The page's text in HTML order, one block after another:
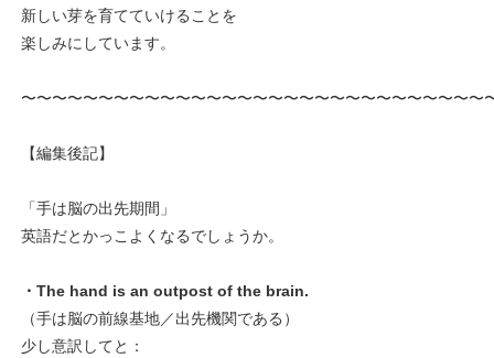
新しい芽を育てていけることを
楽しみにしています。
〜〜〜〜〜〜〜〜〜〜〜〜〜〜〜〜〜〜〜〜〜〜〜〜〜〜〜〜〜〜
【編集後記】
「手は脳の出先期間」
英語だとかっこよくなるでしょうか。
・The hand is an outpost of the brain.
（手は脳の前線基地／出先機関である）
少し意訳してと：